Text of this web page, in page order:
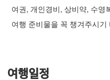
여권, 개인경비, 상비약, 수영
여행 준비물을 꼭 챙겨주시기
여행일정